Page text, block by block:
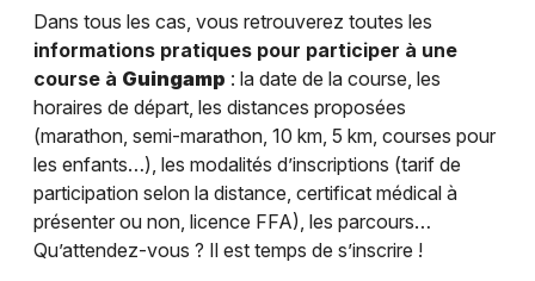
Dans tous les cas, vous retrouverez toutes les
informations pratiques pour participer à une
course à Guingamp : la date de la course, les
horaires de départ, les distances proposées
(marathon, semi-marathon, 10 km, 5 km, courses pour
les enfants…), les modalités d’inscriptions (tarif de
participation selon la distance, certificat médical à
présenter ou non, licence FFA), les parcours…
Qu’attendez-vous ? Il est temps de s’inscrire !